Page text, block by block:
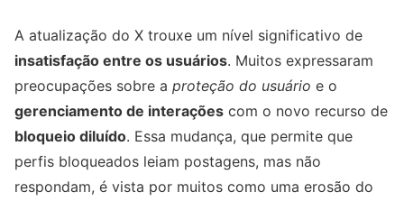
A atualização do X trouxe um nível significativo de
insatisfação entre os usuários. Muitos expressaram
preocupações sobre a proteção do usuário e o
gerenciamento de interações com o novo recurso de
bloqueio diluído. Essa mudança, que permite que
perfis bloqueados leiam postagens, mas não
respondam, é vista por muitos como uma erosão do